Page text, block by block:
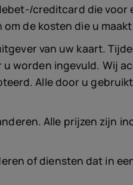
creditcard die voor
de kosten die u
van uw kaart.
worden ingevuld. Wij
Alle door u
Alle prijzen zijn
of diensten dat in